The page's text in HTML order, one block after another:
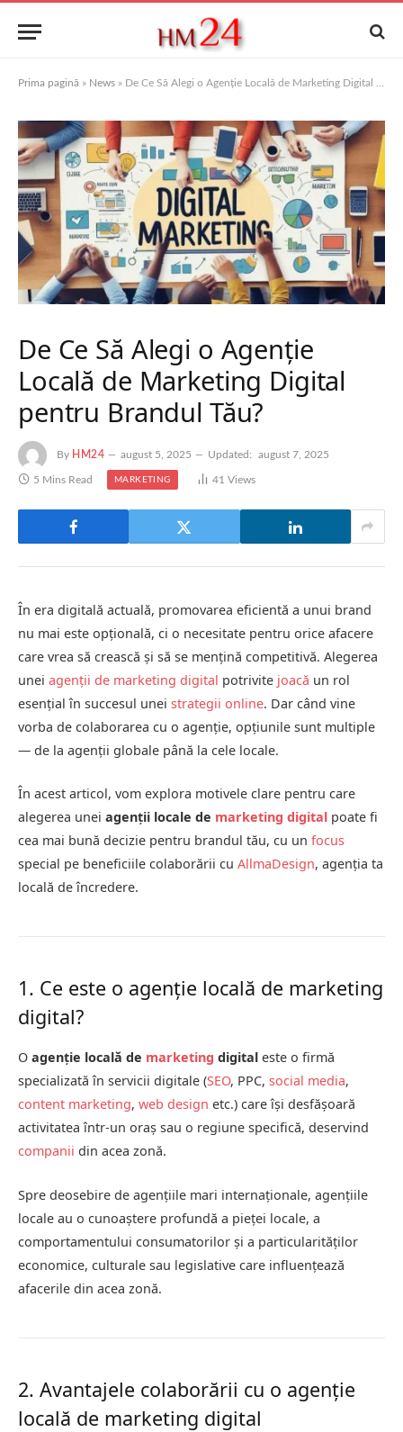
Prima pagină » News » De Ce Să Alegi o Agenție Locală de Marketing Digital pentru Brandul Tău?
De Ce Să Alegi o Agenție
Locală de Marketing Digital
pentru Brandul Tău?
By HM24 august 5, 2025 Updated: august 7, 2025
5 Mins Read MARKETING 41 Views
În era digitală actuală, promovarea eficientă a unui brand
nu mai este opțională, ci o necesitate pentru orice afacere
care vrea să crească și să se mențină competitivă. Alegerea
unei agenții de marketing digital potrivite joacă un rol
esențial în succesul unei strategii online. Dar când vine
vorba de colaborarea cu o agenție, opțiunile sunt multiple
— de la agenții globale până la cele locale.
În acest articol, vom explora motivele clare pentru care
alegerea unei agenții locale de marketing digital poate fi
cea mai bună decizie pentru brandul tău, cu un focus
special pe beneficiile colaborării cu AllmaDesign, agenția ta
locală de încredere.
1. Ce este o agenție locală de marketing
digital?
O agenție locală de marketing digital este o firmă
specializată în servicii digitale (SEO, PPC, social media,
content marketing, web design etc.) care își desfășoară
activitatea într-un oraș sau o regiune specifică, deservind
companii din acea zonă.
Spre deosebire de agențiile mari internaționale, agențiile
locale au o cunoaștere profundă a pieței locale, a
comportamentului consumatorilor și a particularităților
economice, culturale sau legislative care influențează
afacerile din acea zonă.
2. Avantajele colaborării cu o agenție
locală de marketing digital